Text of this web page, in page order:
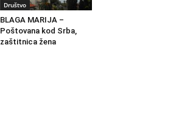
Društvo
BLAGA MARIJA –
Poštovana kod Srba,
zaštitnica žena